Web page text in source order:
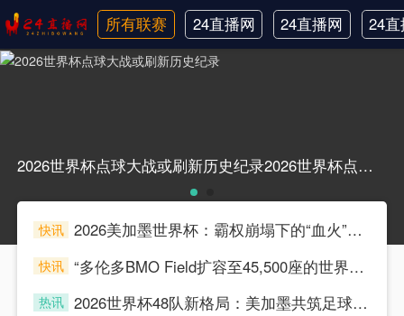
所有联赛
24直播网
日职联
24直播网
中甲
24
韩
2026世界杯点球大战或刷新历史纪录2026世界杯点球大战或刷新历史纪录
快讯
2026美加墨世界杯：霸权崩塌下的“血火”狂欢
快讯
“多伦多BMO Field扩容至45,500座的世界杯声场适配性仿真分析（2026）”
热讯
2026世界杯48队新格局：美加墨共筑足球盛宴，北美势力版图全面重构